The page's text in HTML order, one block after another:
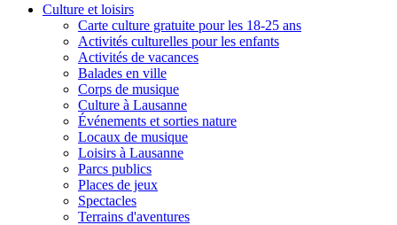
Culture et loisirs
Carte culture gratuite pour les 18-25 ans
Activités culturelles pour les enfants
Activités de vacances
Balades en ville
Corps de musique
Culture à Lausanne
Événements et sorties nature
Locaux de musique
Loisirs à Lausanne
Parcs publics
Places de jeux
Spectacles
Terrains d'aventures